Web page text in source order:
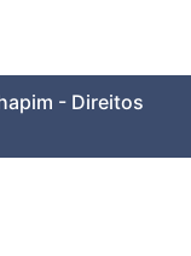
- Direitos